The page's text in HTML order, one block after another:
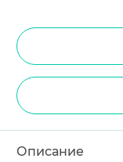
Описание